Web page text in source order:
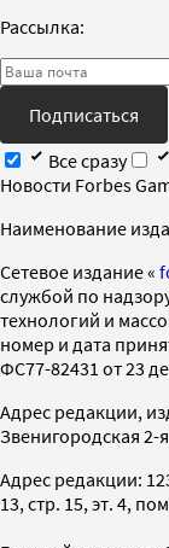
Рассылка:
Подписаться
Все сразу
Новости Forbes
Наименование
Cетевое издание «
службой по
технологий и
номер и дата
ФС77-82431 от 23
Адрес редакции,
Звенигородская 2-
Адрес редакции:
13, стр. 15, эт. 4,